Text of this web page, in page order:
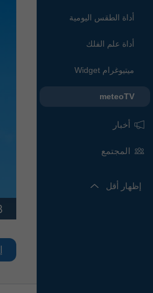
أداة الطقس اليومية
أداة علم الفلك
ميتيوغرام Widget
meteoTV
أخبار
المجتمع
إظهار أقل